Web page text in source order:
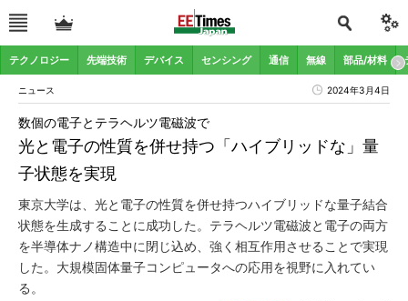
テクノロジー 先端技術 デバイス センシング 通信 無線 部品/材料
ニュース 2024年3月4日
光と電子の性質を併せ持つ「ハイブリッドな」量
子状態を実現
数個の電子とテラヘルツ電磁波で
東京大学は、光と電子の性質を併せ持つハイブリッドな量子結合
状態を生成することに成功した。テラヘルツ電磁波と電子の両方
を半導体ナノ構造中に閉じ込め、強く相互作用させることで実現
した。大規模固体量子コンピュータへの応用を視野に入れてい
る。